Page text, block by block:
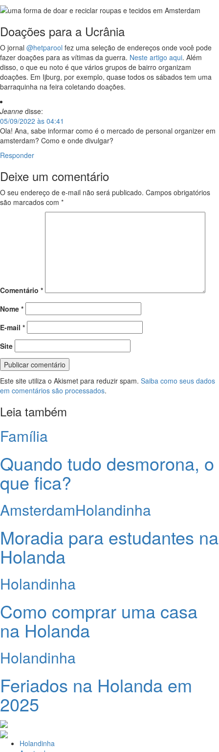
Doações para a Ucrânia
O jornal @hetparool fez uma seleção de endereços onde você pode
fazer doações para as vítimas da guerra. Neste artigo aqui. Além
disso, o que eu noto é que vários grupos de bairro organizam
doações. Em Ijburg, por exemplo, quase todos os sábados tem uma
barraquinha na feira coletando doações.
Jeanne disse:
05/09/2022 às 04:41
Ola! Ana, sabe informar como é o mercado de personal organizer em
amsterdam? Como e onde divulgar?
Responder
Deixe um comentário
O seu endereço de e-mail não será publicado. Campos obrigatórios
são marcados com *
Comentário *
Nome *
E-mail *
Site
Este site utiliza o Akismet para reduzir spam. Saiba como seus dados
em comentários são processados.
Leia também
Família
Quando tudo desmorona, o
que fica?
AmsterdamHolandinha
Moradia para estudantes na
Holanda
Holandinha
Como comprar uma casa
na Holanda
Holandinha
Feriados na Holanda em
2025
Holandinha